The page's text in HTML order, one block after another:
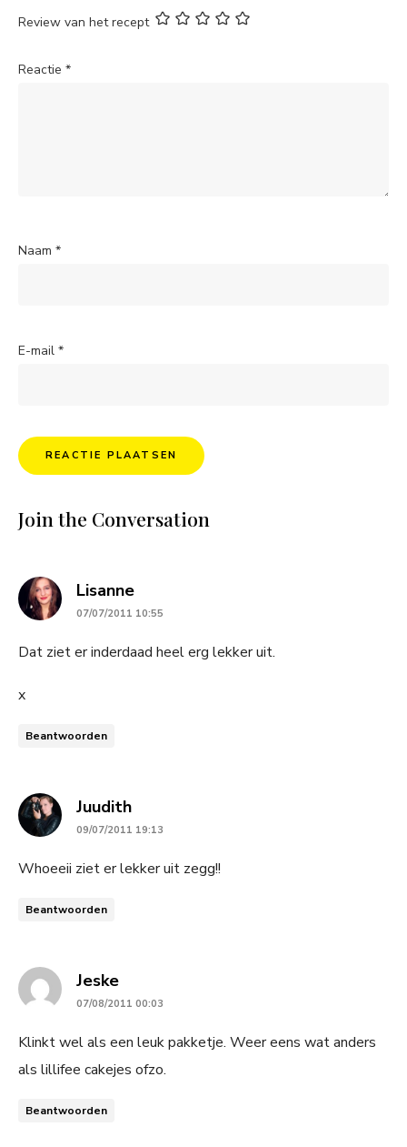
Review van het recept
Reactie *
Naam *
E-mail *
Join the Conversation
Lisannesays:
07/07/2011 10:55
Dat ziet er inderdaad heel erg lekker uit.
x
Beantwoorden
Juudithsays:
09/07/2011 19:13
Whoeeii ziet er lekker uit zegg!!
Beantwoorden
Jeskesays:
07/08/2011 00:03
Klinkt wel als een leuk pakketje. Weer eens wat anders
als lillifee cakejes ofzo.
Beantwoorden